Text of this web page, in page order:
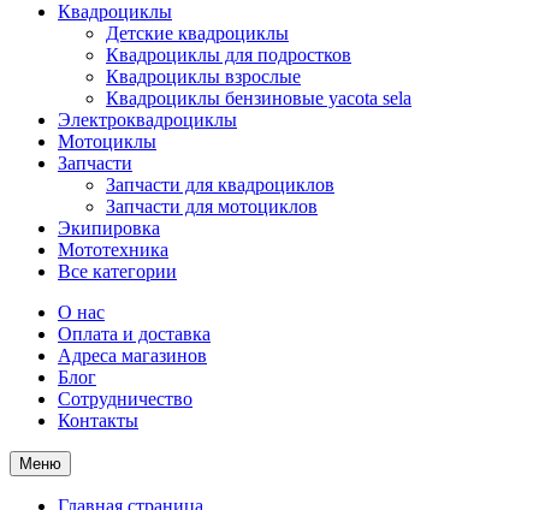
Квадроциклы
Детские квадроциклы
Квадроциклы для подростков
Квадроциклы взрослые
Квадроциклы бензиновые yacota sela
Электроквадроциклы
Мотоциклы
Запчасти
Запчасти для квадроциклов
Запчасти для мотоциклов
Экипировка
Мототехника
Все категории
О нас
Оплата и доставка
Адреса магазинов
Блог
Сотрудничество
Контакты
Меню
Главная страница